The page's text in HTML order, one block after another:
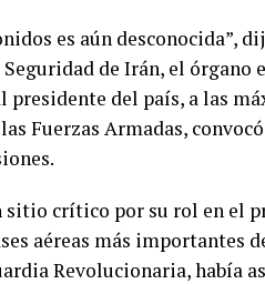
es aún desconocida”,
de Irán, el
presidente del país, a las
Fuerzas Armadas,
sitio crítico por su rol en el
aéreas más importantes
Revolucionaria, había